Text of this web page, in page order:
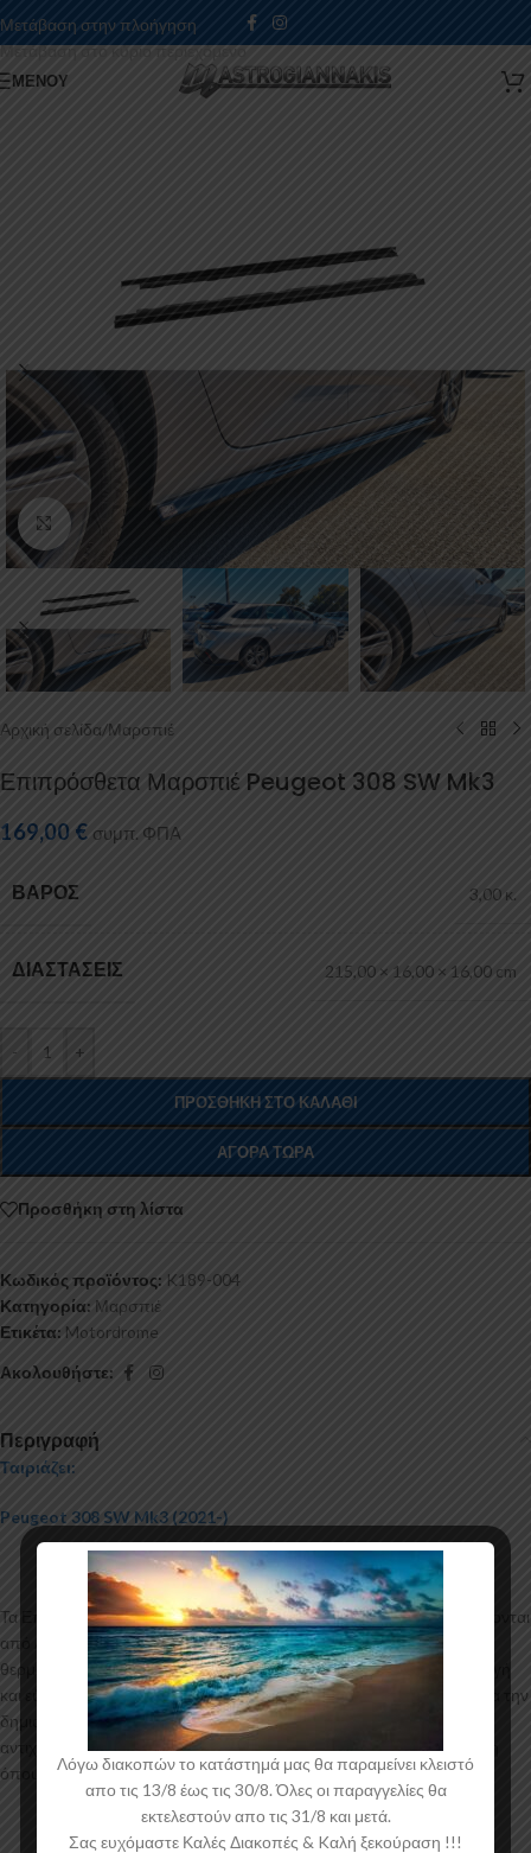
Μετάβαση στην πλοήγηση
Μετάβαση στο κύριο περιεχόμενο
ΜΕΝΟΎ
Κάντε κλικ για μεγέθυνση
Αρχική σελίδα/Μαρσπιέ
Επιπρόσθετα Μαρσπιέ Peugeot 308 SW Mk3
169,00 € συμπ. ΦΠΑ
ΒΆΡΟΣ 3,00 κ.
ΔΙΑΣΤΆΣΕΙΣ 215,00 × 16,00 × 16,00 cm
- +
ΠΡΟΣΘΉΚΗ ΣΤΟ ΚΑΛΆΘΙ
ΑΓΟΡΆ ΤΏΡΑ
Προσθήκη στη λίστα
Κωδικός προϊόντος: K189-004
Κατηγορία: Μαρσπιέ
Ετικέτα: Motordrome
Ακολουθήστε:
Περιγραφή
Ταιριάζει:
Peugeot 308 SW Mk3 (2021-)
Τα Επιπρόσθετα Μαρσπιέ για το Peugeot 308 SW Mk3 κατασκευάζονται
από ABS Πλαστικό υψηλής ποιότητας και αισθητικής σε μηχανές
θερμοδιαμόρφωσης τελευταίας τεχνολογίας έχοντας άψογη εφαρμογή
και εύκολη τοποθέτηση. Το υλικό πλαστικού που χρησιμοποιείται για την
δημιουργία προϊόντων έρχεται σε Μαύρο Γυαλιστερό χρώμα και με
αντιχαρακτική επιφάνεια. Συνοδεύεται από προστατευτική μεμβράνη
όπου αφαιρείται πριν την τοποθέτηση.
Λόγω διακοπών το κατάστημά μας θα παραμείνει κλειστό
απο τις 13/8 έως τις 30/8. Όλες οι παραγγελίες θα
εκτελεστούν απο τις 31/8 και μετά.
Σας ευχόμαστε Καλές Διακοπές & Kαλή ξεκούραση !!!